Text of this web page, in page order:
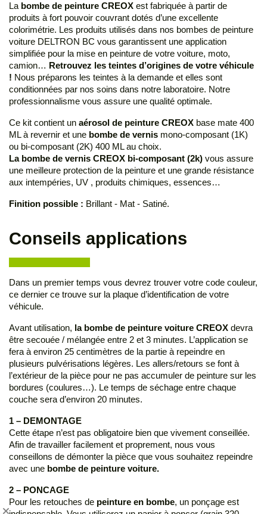
La bombe de peinture CREOX est fabriquée à partir de
produits à fort pouvoir couvrant dotés d’une excellente
colorimétrie. Les produits utilisés dans nos bombes de peinture
voiture DELTRON BC vous garantissent une application
simplifiée pour la mise en peinture de votre voiture, moto,
camion… Retrouvez les teintes d’origines de votre véhicule
! Nous préparons les teintes à la demande et elles sont
conditionnées par nos soins dans notre laboratoire. Notre
professionnalisme vous assure une qualité optimale.
Ce kit contient un aérosol de peinture CREOX base mate 400
ML à revernir et une bombe de vernis mono-composant (1K)
ou bi-composant (2K) 400 ML au choix.
La bombe de vernis CREOX bi-composant (2k) vous assure
une meilleure protection de la peinture et une grande résistance
aux intempéries, UV , produits chimiques, essences…
Finition possible : Brillant - Mat - Satiné.
Conseils applications
Dans un premier temps vous devrez trouver votre code couleur,
ce dernier ce trouve sur la plaque d’identification de votre
véhicule.
Avant utilisation, la bombe de peinture voiture CREOX devra
être secouée / mélangée entre 2 et 3 minutes. L’application se
fera à environ 25 centimètres de la partie à repeindre en
plusieurs pulvérisations légères. Les allers/retours se font à
l’extérieur de la pièce pour ne pas accumuler de peinture sur les
bordures (coulures…). Le temps de séchage entre chaque
couche sera d’environ 20 minutes.
1 – DEMONTAGE
Cette étape n’est pas obligatoire bien que vivement conseillée.
Afin de travailler facilement et proprement, nous vous
conseillons de démonter la pièce que vous souhaitez repeindre
avec une bombe de peinture voiture.
2 – PONCAGE
Pour les retouches de peinture en bombe, un ponçage est